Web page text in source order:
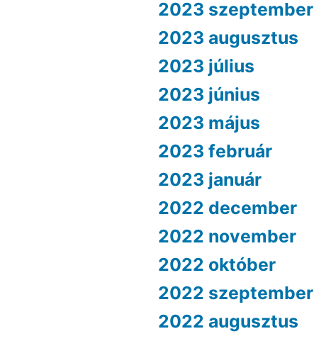
2023 szeptember
2023 augusztus
2023 július
2023 június
2023 május
2023 február
2023 január
2022 december
2022 november
2022 október
2022 szeptember
2022 augusztus